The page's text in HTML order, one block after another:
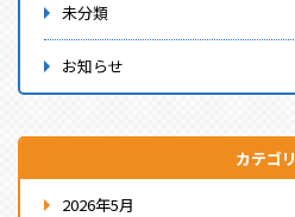
未分類
お知らせ
カテゴリ
2026年5月